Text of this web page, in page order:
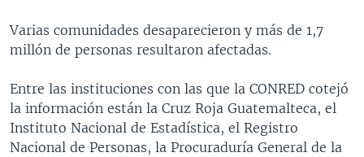
Varias comunidades desaparecieron y más de 1,7
millón de personas resultaron afectadas.
Entre las instituciones con las que la CONRED cotejó
la información están la Cruz Roja Guatemalteca, el
Instituto Nacional de Estadística, el Registro
Nacional de Personas, la Procuraduría General de la